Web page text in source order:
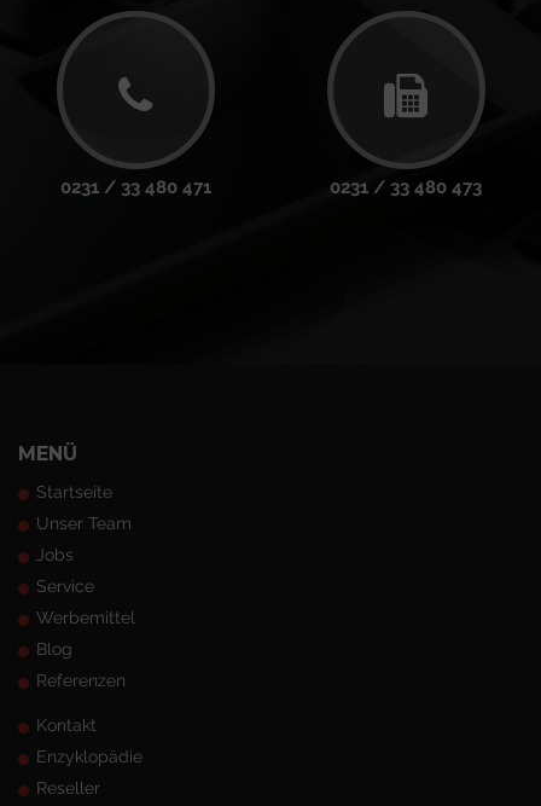
0231 / 33 480 471 0231 / 33 480 473
MENÜ
Startseite
Unser Team
Jobs
Service
Werbemittel
Blog
Referenzen
Kontakt
Enzyklopädie
Reseller